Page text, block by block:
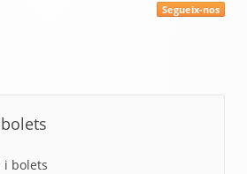
Segueix-nos
bolets